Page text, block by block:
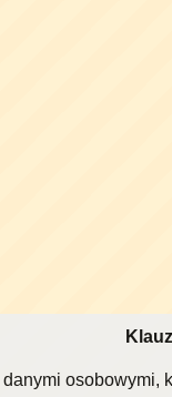
osobowymi,